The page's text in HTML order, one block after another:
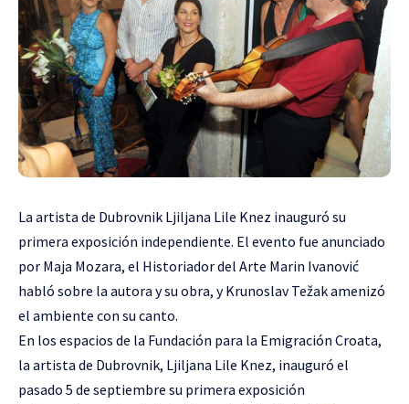
La artista de Dubrovnik Ljiljana Lile Knez inauguró su
primera exposición independiente. El evento fue anunciado
por Maja Mozara, el Historiador del Arte Marin Ivanović
habló sobre la autora y su obra, y Krunoslav Težak amenizó
el ambiente con su canto.
En los espacios de la Fundación para la Emigración Croata,
la artista de Dubrovnik, Ljiljana Lile Knez, inauguró el
pasado 5 de septiembre su primera exposición